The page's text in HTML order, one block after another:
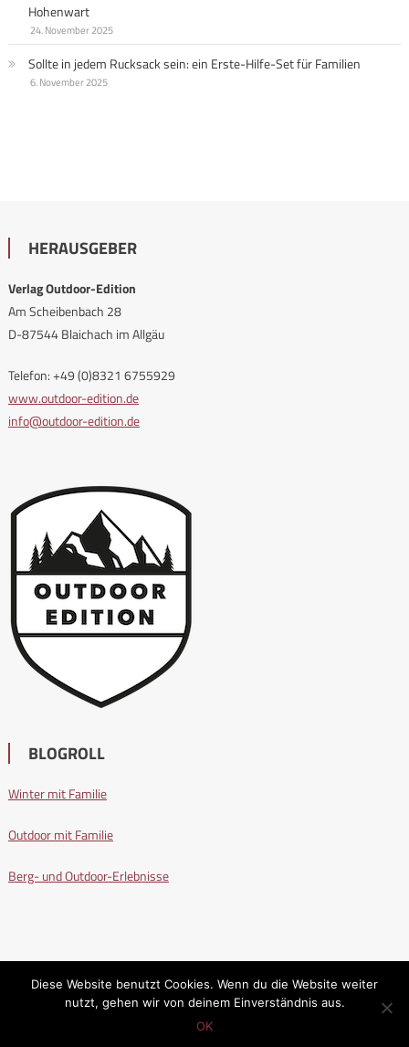
Hohenwart
24. November 2025
Sollte in jedem Rucksack sein: ein Erste-Hilfe-Set für Familien
6. November 2025
HERAUSGEBER
Verlag Outdoor-Edition
Am Scheibenbach 28
D-87544 Blaichach im Allgäu
Telefon: +49 (0)8321 6755929
www.outdoor-edition.de
info@outdoor-edition.de
BLOGROLL
Winter mit Familie
Outdoor mit Familie
Berg- und Outdoor-Erlebnisse
Wandern mit Familie |Editorial byMysteryThemes.
Datenschutzerklärung
Diese Website benutzt Cookies. Wenn du die Website weiter
nutzt, gehen wir von deinem Einverständnis aus.
OK